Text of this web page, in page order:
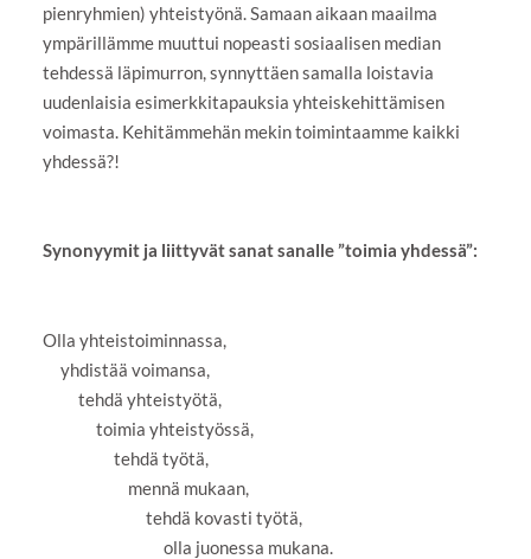
pienryhmien) yhteistyönä. Samaan aikaan maailma
ympärillämme muuttui nopeasti sosiaalisen median
tehdessä läpimurron, synnyttäen samalla loistavia
uudenlaisia esimerkkitapauksia yhteiskehittämisen
voimasta. Kehitämmehän mekin toimintaamme kaikki
yhdessä?!
Synonyymit ja liittyvät sanat sanalle ”toimia yhdessä”:
Olla yhteistoiminnassa,
yhdistää voimansa,
tehdä yhteistyötä,
toimia yhteistyössä,
tehdä työtä,
mennä mukaan,
tehdä kovasti työtä,
olla juonessa mukana.